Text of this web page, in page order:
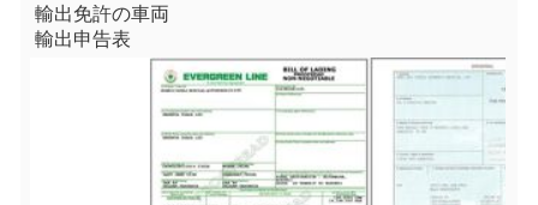
輸出免許の車両
輸出申告表